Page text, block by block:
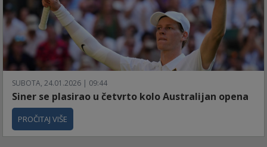
SUBOTA, 24.01.2026 | 09:44
Siner se plasirao u četvrto kolo Australijan opena
PROČITAJ VIŠE